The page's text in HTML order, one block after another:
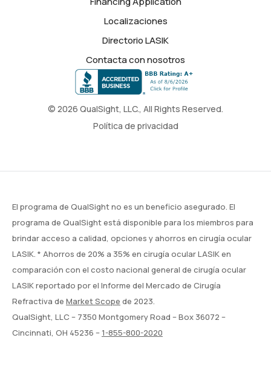
© 2026 QualSight, LLC., All Rights Reserved.
Política de privacidad
Localizaciones
Directorio LASIK
Contacta con nosotros
El programa de QualSight no es un beneficio asegurado. El
programa de QualSight está disponible para los miembros para
brindar acceso a calidad, opciones y ahorros en cirugía ocular
LASIK. * Ahorros de 20% a 35% en cirugía ocular LASIK en
comparación con el costo nacional general de cirugía ocular
LASIK reportado por el Informe del Mercado de Cirugía
Refractiva de Market Scope de 2023.
QualSight, LLC – 7350 Montgomery Road – Box 36072 –
Cincinnati, OH 45236 –1-855-800-2020